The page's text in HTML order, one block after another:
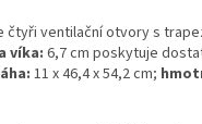
čtyři ventilační otvory s
víka: 6,7 cm poskytuje
11 x 46,4 x 54,2 cm;